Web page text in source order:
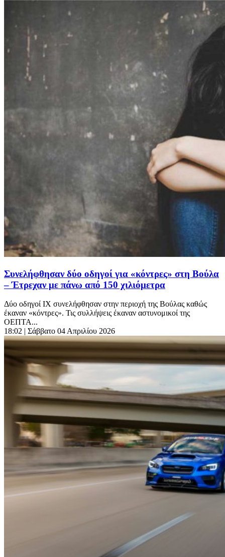
Συνελήφθησαν δύο οδηγοί για «κόντρες» στη Βούλα
– Έτρεχαν με πάνω από 150 χιλιόμετρα
Δύο οδηγοί ΙΧ συνελήφθησαν στην περιοχή της Βούλας καθώς
έκαναν «κόντρες». Τις συλλήψεις έκαναν αστυνομικοί της
ΟΕΠΤΑ...
18:02 | Σάββατο 04 Απριλίου 2026